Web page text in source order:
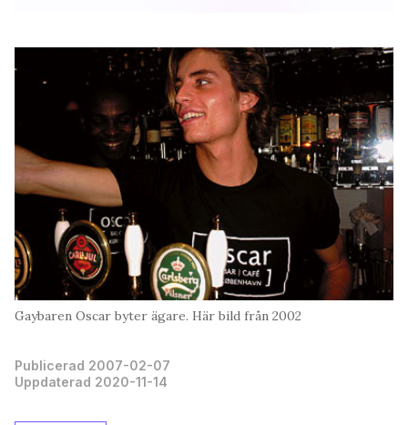
Gaybaren Oscar byter ägare. Här bild från 2002
Publicerad 2007-02-07
Uppdaterad 2020-11-14